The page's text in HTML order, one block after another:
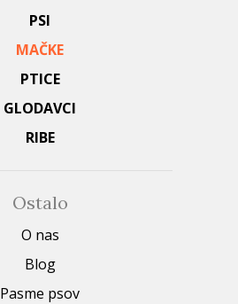
PSI
MAČKE
PTICE
GLODAVCI
RIBE
Ostalo
O nas
Blog
Pasme psov